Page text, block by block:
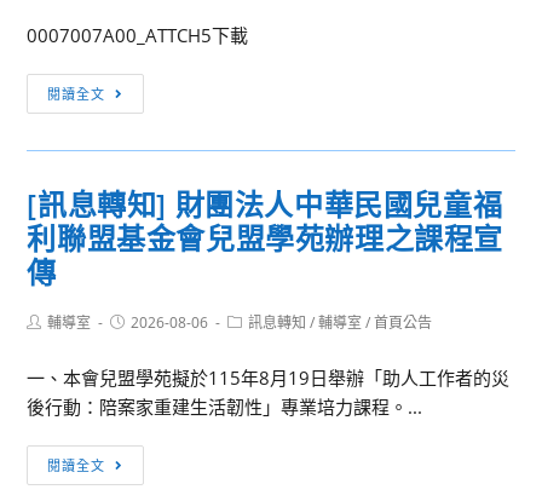
心
辦
學
度
歷
科
心
線
上
0007007A00_ATTCH5下載
閱讀全文
息
轉
第
6
港
洲
創
[訊息轉知] 財團法人中華民國兒童福
利聯盟基金會兒盟學苑辦理之課程宣
傳
Post輔導室
Post2026-08-06
Post訊息轉知 / 輔導室 / 首頁公告
一、本會兒盟學苑擬於115年8月19日舉辦「助人工作者的災
後行動：陪案家重建生活韌性」專業培力課程。...
閱讀全文
息